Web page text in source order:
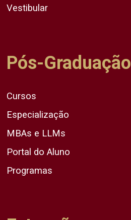
Vestibular
Pós-Graduação
Cursos
Especialização
MBAs e LLMs
Portal do Aluno
Programas